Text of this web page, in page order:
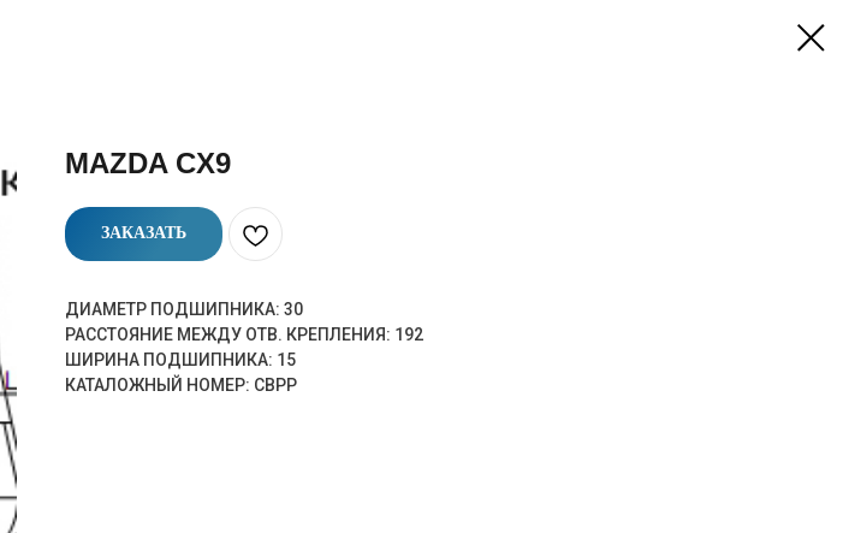
MAZDA CX9
ЗАКАЗАТЬ
ДИАМЕТР ПОДШИПНИКА: 30
РАССТОЯНИЕ МЕЖДУ ОТВ. КРЕПЛЕНИЯ: 192
ШИРИНА ПОДШИПНИКА: 15
КАТАЛОЖНЫЙ НОМЕР: CBPP